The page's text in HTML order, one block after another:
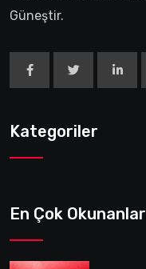
Güneştir.
Kategoriler
En Çok Okunanlar